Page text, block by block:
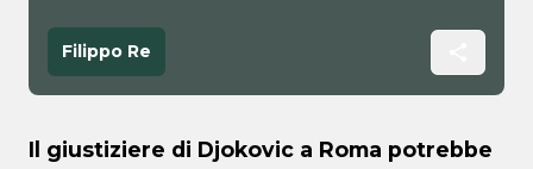
Filippo Re
Il giustiziere di Djokovic a Roma potrebbe